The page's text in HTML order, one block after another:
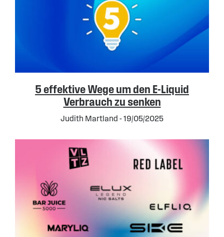
5 effektive Wege um den E-Liquid
Verbrauch zu senken
Judith Martland - 19/05/2025